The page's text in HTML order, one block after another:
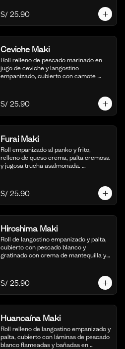
salsa shoyu. (10 cortes).
S/ 25.90
Ceviche Maki
Roll relleno de pescado marinado en
jugo de ceviche y langostino
empanizado, cubierto con camote
S/ 25.90
Furai Maki
Roll empanizado al panko y frito,
relleno de queso crema, palta cremosa
y jugosa trucha asalmonada.
S/ 25.90
Hiroshima Maki
Roll de langostino empanizado y palta,
cubierto con pescado blanco y
gratinado con crema de mantequilla y
shoyu. (10 cortes).
S/ 25.90
Huancaína Maki
Roll relleno de langostino empanizado y
palta, cubierto con láminas de pescado
blanco flameadas y bañadas en